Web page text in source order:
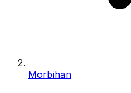
Morbihan